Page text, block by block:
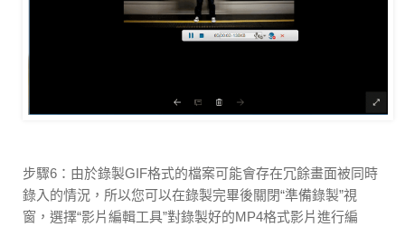
步驟6：由於錄製GIF格式的檔案可能會存在冗餘畫面被同時
錄入的情況，所以您可以在錄製完畢後關閉“準備錄製”視
窗，選擇“影片編輯工具”對錄製好的MP4格式影片進行編